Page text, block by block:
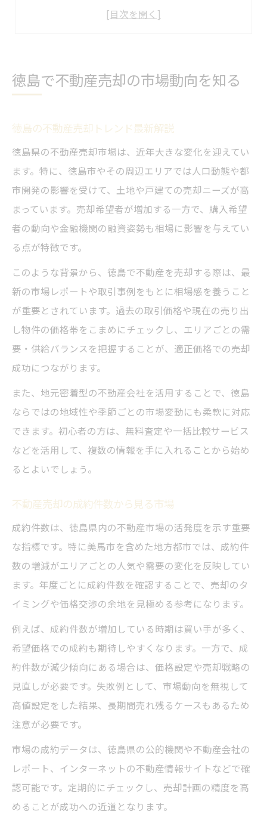
徳島の不動産価格推移と売却時期
不動産の売却を美馬市で有利に進める秘訣
美馬市の売却で活用すべき査定方法
徳島不動産売却で失敗しない準備法
相場を押さえて徳島の不動産売却成功へ
徳島の不動産売却相場を正確に把握
美馬市の相場データで売却戦略立案
徳島不動産売却で得する価格設定
売却タイミングを見極める相場分析
徳島不動産売却で注目の価格変動
美馬市で安心して売却を進めるためのポイント
徳島不動産売却を安心して進める工夫
徳島不動産売却で重要な契約手続き
徳島不動産売却で納得価格を実現する流れ
美馬市で高値売却を目指す流れの全体像
徳島不動産売却で必要な手順と流れ
売却活動を円滑に進めるポイント紹介
徳島不動産売却で後悔しないための流れ
売却時の失敗を防ぐ徳島での実践的アドバイス
美馬市の売却で気をつけたい落とし穴
徳島不動産売却で損をしない対応法
徳島で不動産売却の市場動向を知る
徳島の不動産売却トレンド最新解説
徳島県の不動産売却市場は、近年大きな変化を迎えてい
ます。特に、徳島市やその周辺エリアでは人口動態や都
市開発の影響を受けて、土地や戸建ての売却ニーズが高
まっています。売却希望者が増加する一方で、購入希望
者の動向や金融機関の融資姿勢も相場に影響を与えてい
る点が特徴です。
このような背景から、徳島で不動産を売却する際は、最
新の市場レポートや取引事例をもとに相場感を養うこと
が重要とされています。過去の取引価格や現在の売り出
し物件の価格帯をこまめにチェックし、エリアごとの需
要・供給バランスを把握することが、適正価格での売却
成功につながります。
また、地元密着型の不動産会社を活用することで、徳島
ならではの地域性や季節ごとの市場変動にも柔軟に対応
できます。初心者の方は、無料査定や一括比較サービス
などを活用して、複数の情報を手に入れることから始め
るとよいでしょう。
不動産売却の成約件数から見る市場
成約件数は、徳島県内の不動産市場の活発度を示す重要
な指標です。特に美馬市を含めた地方都市では、成約件
数の増減がエリアごとの人気や需要の変化を反映してい
ます。年度ごとに成約件数を確認することで、売却のタ
イミングや価格交渉の余地を見極める参考になります。
例えば、成約件数が増加している時期は買い手が多く、
希望価格での成約も期待しやすくなります。一方で、成
約件数が減少傾向にある場合は、価格設定や売却戦略の
見直しが必要です。失敗例として、市場動向を無視して
高値設定をした結果、長期間売れ残るケースもあるため
注意が必要です。
市場の成約データは、徳島県の公的機関や不動産会社の
レポート、インターネットの不動産情報サイトなどで確
認可能です。定期的にチェックし、売却計画の精度を高
めることが成功への近道となります。